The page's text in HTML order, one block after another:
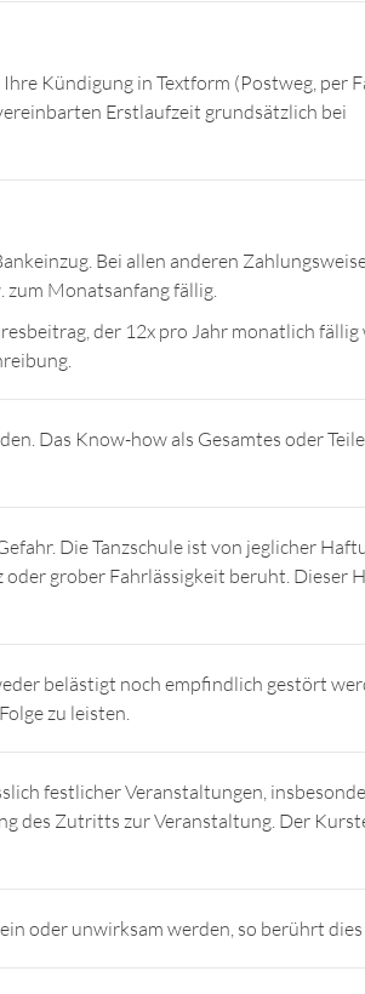
Kündigung in Textform (Postweg,
Erstlaufzeit grundsätzlich bei
Bei allen anderen
zum Monatsanfang fällig.
der 12x pro Jahr monatlich
Das Know-how als Gesamtes oder
Die Tanzschule ist von jeglicher
grober Fahrlässigkeit beruht. Dieser
belästigt noch empfindlich gestört
zu leisten.
festlicher Veranstaltungen,
des Zutritts zur Veranstaltung. Der
oder unwirksam werden, so berührt